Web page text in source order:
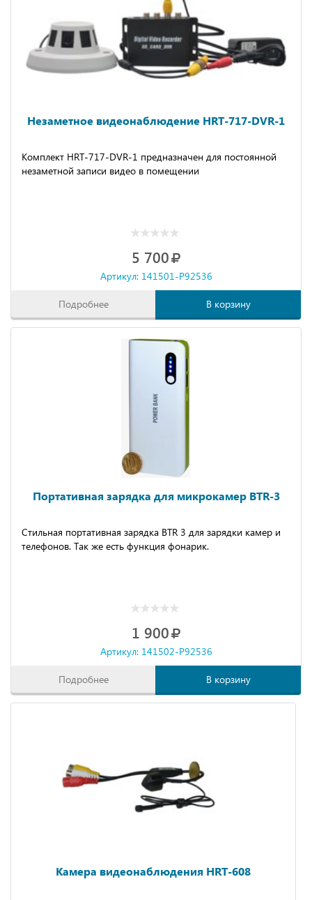
Незаметное видеонаблюдение HRT-717-DVR-1
Комплект HRT-717-DVR-1 предназначен для постоянной
незаметной записи видео в помещении
5 700
Артикул: 141501-P92536
Подробнее В корзину
Портативная зарядка для микрокамер BTR-3
Стильная портативная зарядка BTR 3 для зарядки камер и
телефонов. Так же есть функция фонарик.
1 900
Артикул: 141502-P92536
Подробнее В корзину
Камера видеонаблюдения HRT-608